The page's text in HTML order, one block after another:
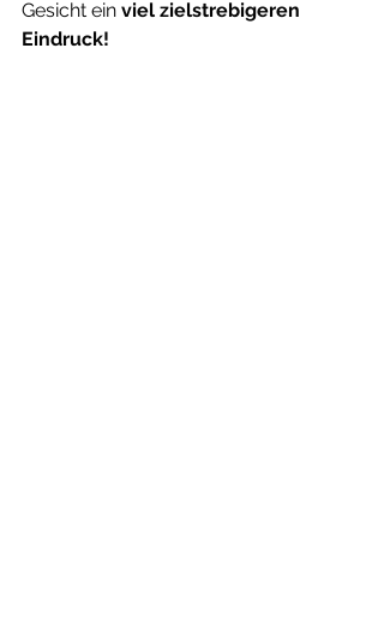
Gesicht ein viel zielstrebigeren
Eindruck!